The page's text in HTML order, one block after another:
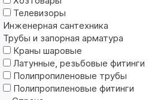
Телевизоры
Инженерная сантехника
Трубы и запорная арматура
Краны шаровые
Латунные, резьбовые фитинги
Полипропиленовые трубы
Полипропиленовые фитинги